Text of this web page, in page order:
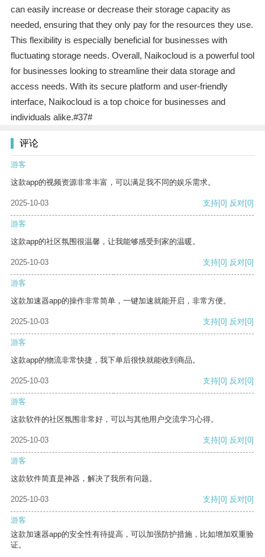
can easily increase or decrease their storage capacity as
needed, ensuring that they only pay for the resources they use.
This flexibility is especially beneficial for businesses with
fluctuating storage needs. Overall, Naikocloud is a powerful tool
for businesses looking to streamline their data storage and
access needs. With its secure platform and user-friendly
interface, Naikocloud is a top choice for businesses and
individuals alike.#37#
评论
游客
这款app的视频资源非常丰富，可以满足我不同的娱乐需求。
2025-10-03 支持[0] 反对[0]
游客
这款app的社区氛围很温馨，让我能够感受到家的温暖。
2025-10-03 支持[0] 反对[0]
游客
这款加速器app的操作非常简单，一键加速就能开启，非常方便。
2025-10-03 支持[0] 反对[0]
游客
这款app的物流非常快捷，我下单后很快就能收到商品。
2025-10-03 支持[0] 反对[0]
游客
这款软件的社区氛围非常好，可以与其他用户交流学习心得。
2025-10-03 支持[0] 反对[0]
游客
这款软件简直是神器，解决了我所有问题。
2025-10-03 支持[0] 反对[0]
游客
这款加速器app的安全性有待提高，可以加强防护措施，比如增加双重验
证。